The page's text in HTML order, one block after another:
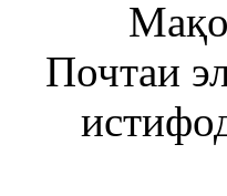
Почтаи